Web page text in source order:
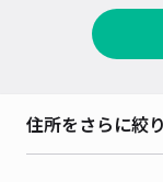
住所をさらに絞